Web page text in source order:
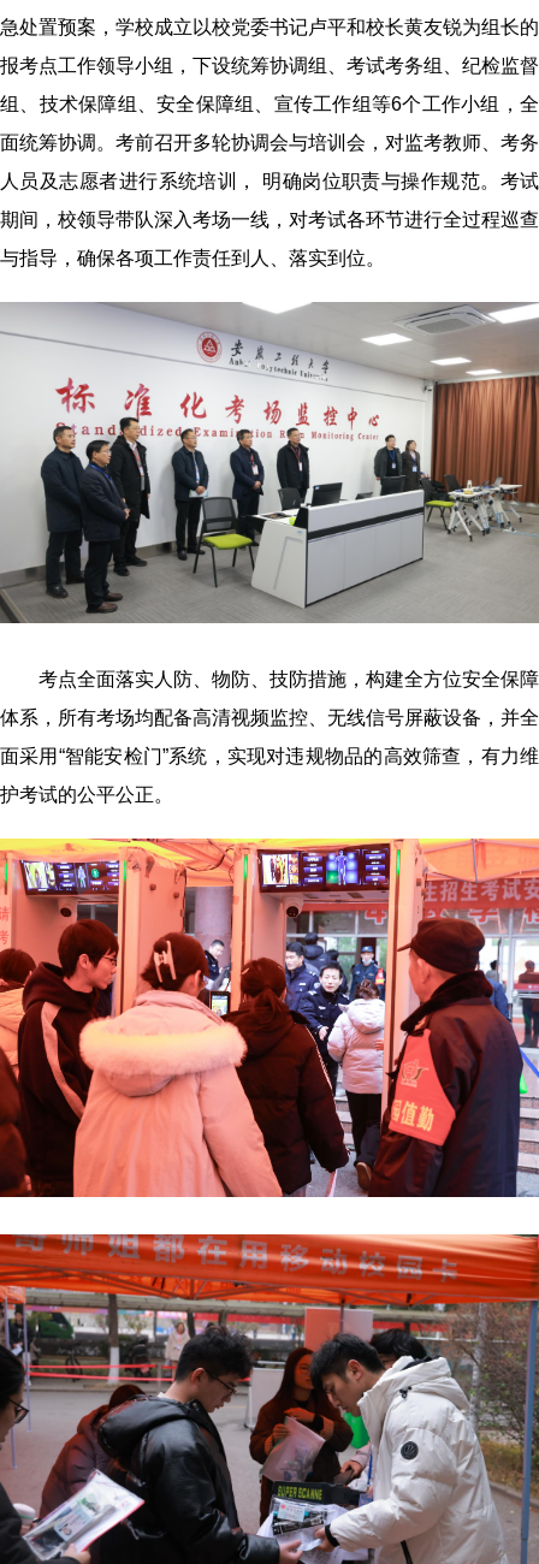
急处置预案 ， 学校成立以校党委书记卢平和校长黄友锐为组长的
报考点工作领导小组，下设统筹协调组、考试考务组、 纪检监督
组
、技术保障组、安全保障组、宣传工作组等6个工作小组，全
面统筹协调。考前召开多轮协调会与培训会，对监考教师、考务
人员及志愿者进行系统培训，
明确岗位职责与操作规范。考试
期间，校领导带队深入考场一线，对考试各环节进行全过程巡查
与指导，确保各项工作责任到人、落实到位。
考点全面落实人防、物防、技防措施，构建全方位安全保障
体系 ， 所有考场均配备高清视频监控、无线信号屏蔽设备，并全
面采用“智能安检门”系统，实现对违规物品的高效筛查，有力维
护考试的公平公正。